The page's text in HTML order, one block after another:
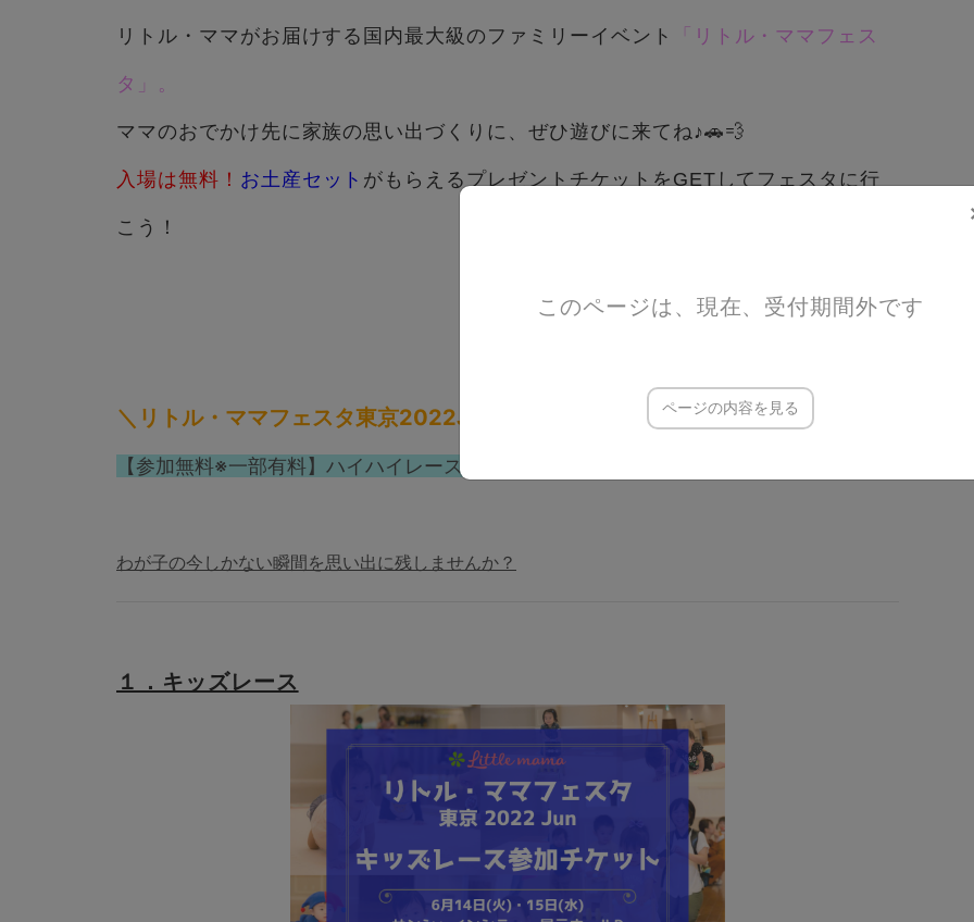
リトル・ママがお届けする国内最大級のファミリーイベント 「リトル・ママフェス
タ」。
ママのおでかけ先に家族の思い出づくりに、ぜひ遊びに来てね♪🚗💨
入場は無料！ お土産セット がもらえるプレゼントチケットをGETしてフェスタに行
こう！
＼リトル・ママフェスタ東京2022Junの楽しいコンテンツをご紹介♪／
【参加無料※一部有料】ハイハイレースや撮影会などのキッズコンテンツ！
わが子の今しかない瞬間を思い出に残しませんか？
１．キッズレース
このページは、現在、受付期間外です
ページの内容を見る